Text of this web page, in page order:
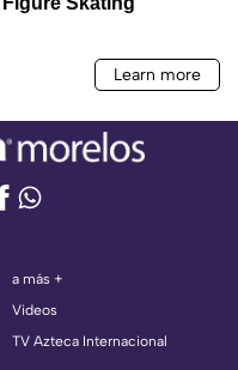
a más +
Videos
TV Azteca Internacional